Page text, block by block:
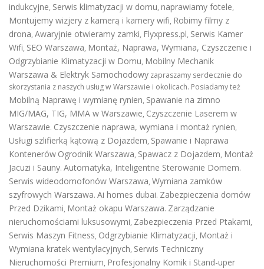
indukcyjne, Serwis klimatyzacji w domu, naprawiamy fotele,
Montujemy wizjery z kamerą i kamery wifi, Robimy filmy z
drona, Awaryjnie otwieramy zamki, Flyxpress.pl, Serwis Kamer
Wifi, SEO Warszawa, Montaż, Naprawa, Wymiana, Czyszczenie i
Odgrzybianie Klimatyzacji w Domu, Mobilny Mechanik
Warszawa & Elektryk Samochodowy zapraszamy serdecznie do
skorzystania z naszych usług w Warszawie i okolicach. Posiadamy też
Mobilną Naprawę i wymianę rynien, Spawanie na zimno
MIG/MAG, TIG, MMA w Warszawie, Czyszczenie Laserem w
Warszawie. Czyszczenie naprawa, wymiana i montaż rynien,
Usługi szlifierką kątową z Dojazdem, Spawanie i Naprawa
Kontenerów Ogrodnik Warszawa, Spawacz z Dojazdem, Montaż
Jacuzi i Sauny. Automatyka, Inteligentne Sterowanie Domem.
Serwis wideodomofonów Warszawa, Wymiana zamków
szyfrowych Warszawa. Ai homes dubai. Zabezpieczenia domów
Przed Dzikami, Montaż okapu Warszawa. Zarządzanie
nieruchomościami luksusowymi, Zabezpieczenia Przed Ptakami,
Serwis Maszyn Fitness, Odgrzybianie Klimatyzacji, Montaż i
Wymiana kratek wentylacyjnych, Serwis Techniczny
Nieruchomości Premium, Profesjonalny Komik i Stand-uper